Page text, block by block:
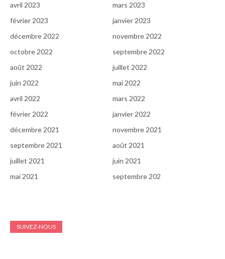
avril 2023
mars 2023
février 2023
janvier 2023
décembre 2022
novembre 2022
octobre 2022
septembre 2022
août 2022
juillet 2022
juin 2022
mai 2022
avril 2022
mars 2022
février 2022
janvier 2022
décembre 2021
novembre 2021
septembre 2021
août 2021
juillet 2021
juin 2021
mai 2021
septembre 202
SUIVEZ-NOUS